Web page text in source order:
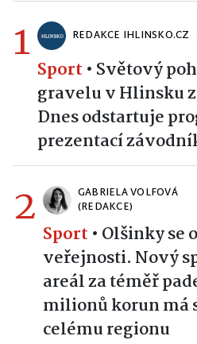
1 REDAKCE IHLINSKO.CZ
Sport • Světový
gravelu v Hlinsku
Dnes odstartuje
prezentací
2
GABRIELA VOLFOVÁ
(REDAKCE)
Sport • Olšinky se
veřejnosti. Nový
areál za téměř
milionů korun má
celému regionu